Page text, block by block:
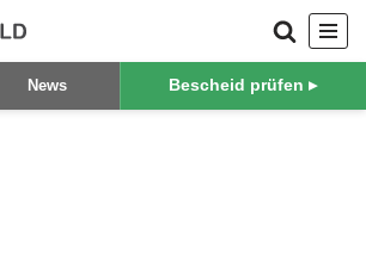
News Bescheid prüfen ▸